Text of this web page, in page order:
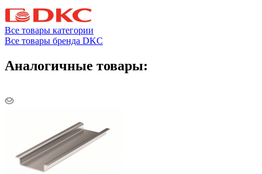
Все товары категории
Все товары бренда DKC
Аналогичные товары: